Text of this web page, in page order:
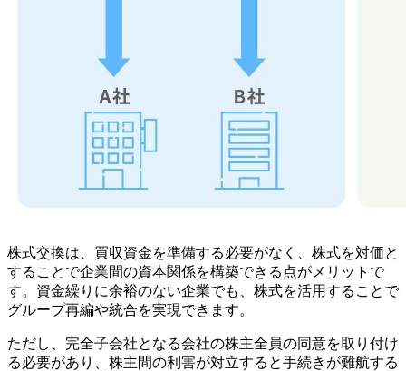
株式交換は、買収資金を準備する必要がなく、株式を対価と
することで企業間の資本関係を構築できる点がメリットで
す。資金繰りに余裕のない企業でも、株式を活用することで
グループ再編や統合を実現できます。
ただし、完全子会社となる会社の株主全員の同意を取り付け
る必要があり、株主間の利害が対立すると手続きが難航する